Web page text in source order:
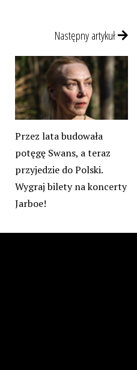
Następny artykuł
Przez lata budowała
potęgę Swans, a teraz
przyjedzie do Polski.
Wygraj bilety na koncerty
Jarboe!